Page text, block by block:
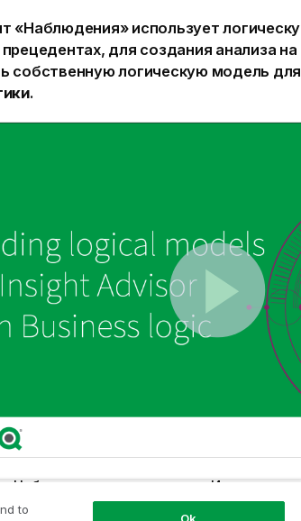
«Наблюдения» использует
для создания анализа
собственную логическую модель
.
«Наблюдения»полагается на
основе прецедентов, чтобы понимать
to